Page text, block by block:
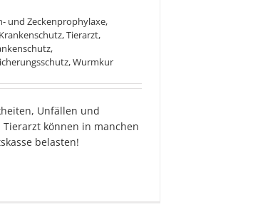
und Zeckenprophylaxe,
,Tierarzt,
,
,Wurmkur
Unfällen und
können in manchen
belasten!